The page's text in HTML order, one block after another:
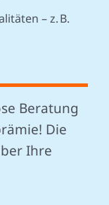
– z. B.
Beratung
Die
Ihre